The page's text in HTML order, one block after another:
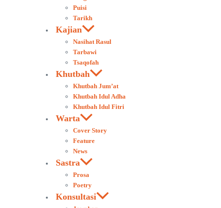
Puisi
Tarikh
Kajian
Nasihat Rasul
Tarbawi
Tsaqofah
Khutbah
Khutbah Jum’at
Khutbah Idul Adha
Khutbah Idul Fitri
Warta
Cover Story
Feature
News
Sastra
Prosa
Poetry
Konsultasi